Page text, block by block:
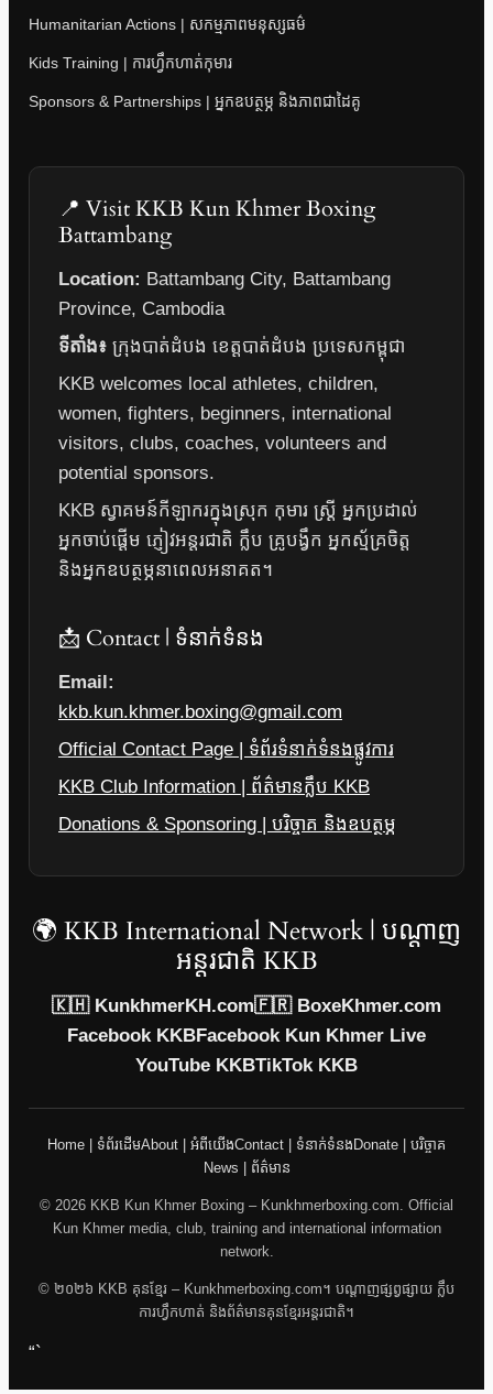
Humanitarian Actions | សកម្មភាពមនុស្សធម៌
Kids Training | ការហ្វឹកហាត់កុមារ
Sponsors & Partnerships | អ្នកឧបត្ថម្ភ និងភាពជាដៃគូ
📍 Visit KKB Kun Khmer Boxing
Battambang
Location: Battambang City, Battambang
Province, Cambodia
ទីតាំង៖ ក្រុងបាត់ដំបង ខេត្តបាត់ដំបង ប្រទេសកម្ពុជា
KKB welcomes local athletes, children,
women, fighters, beginners, international
visitors, clubs, coaches, volunteers and
potential sponsors.
KKB ស្វាគមន៍កីឡាករក្នុងស្រុក កុមារ ស្ត្រី អ្នកប្រដាល់
អ្នកចាប់ផ្តើម ភ្ញៀវអន្តរជាតិ ក្លឹប គ្រូបង្វឹក អ្នកស្ម័គ្រចិត្ត
និងអ្នកឧបត្ថម្ភនាពេលអនាគត។
📩 Contact | ទំនាក់ទំនង
Email:
kkb.kun.khmer.boxing@gmail.com
Official Contact Page | ទំព័រទំនាក់ទំនងផ្លូវការ
KKB Club Information | ព័ត៌មានក្លឹប KKB
Donations & Sponsoring | បរិច្ចាគ និងឧបត្ថម្ភ
🌍 KKB International Network | បណ្តាញ
អន្តរជាតិ KKB
🇰🇭 KunkhmerKH.com🇫🇷 BoxeKhmer.com
Facebook KKBFacebook Kun Khmer Live
YouTube KKBTikTok KKB
Home | ទំព័រដើមAbout | អំពីយើងContact | ទំនាក់ទំនង Donate | បរិច្ចាគ
News | ព័ត៌មាន
© 2026 KKB Kun Khmer Boxing – Kunkhmerboxing.com. Official
Kun Khmer media, club, training and international information
network.
© ២០២៦ KKB គុនខ្មែរ – Kunkhmerboxing.com។ បណ្តាញផ្សព្វផ្សាយ ក្លឹប
ការហ្វឹកហាត់ និងព័ត៌មានគុនខ្មែរអន្តរជាតិ។
“`